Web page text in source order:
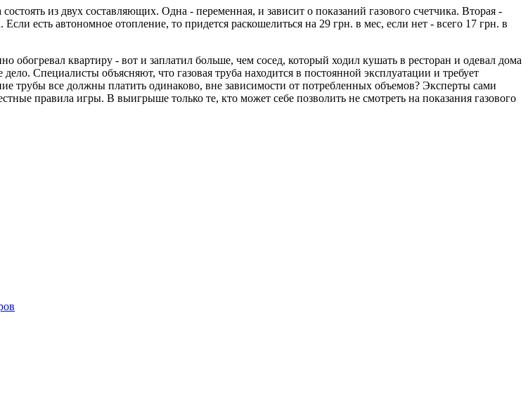
из двух составляющих. Одна - переменная, и зависит о показаний газового счетчика. Вторая -
есть автономное отопление, то придется раскошелиться на 29 грн. в мес, если нет - всего 17 грн. в
обогревал квартиру - вот и заплатил больше, чем сосед, который ходил кушать в ресторан и одевал дома
Специалисты объясняют, что газовая труба находится в постоянной эксплуатации и требует
трубы все должны платить одинаково, вне зависимости от потребленных объемов? Эксперты сами
правила игры. В выигрыше только те, кто может себе позволить не смотреть на показания газового